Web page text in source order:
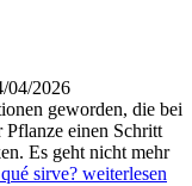
04/2026
geworden, die bei
einen Schritt
Es geht nicht mehr
sirve? weiterlesen